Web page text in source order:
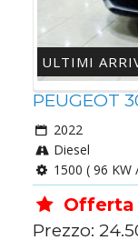
ULTIMI
PEUGEOT
2022
Diesel
1500 ( 96 KW
Offerta
Prezzo: